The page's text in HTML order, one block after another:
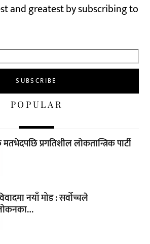
and greatest by subscribing to
POPULAR
प्रगतिशील लोकतान्त्रिक पार्टी
नयाँ मोड : सर्वोच्चले